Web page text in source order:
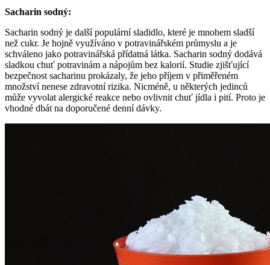
Sacharin sodný:
Sacharin sodný je další populární sladidlo, které je mnohem sladší
než cukr. Je hojně využíváno v potravinářském průmyslu a je
schváleno jako potravinářská přídatná látka. Sacharin sodný dodává
sladkou chuť potravinám a nápojům bez kalorií. Studie zjišťující
bezpečnost sacharinu prokázaly, že jeho příjem v přiměřeném
množství nenese zdravotní rizika. Nicméně, u některých jedinců
může vyvolat alergické reakce nebo ovlivnit chuť jídla i pití. Proto je
vhodné dbát na doporučené denní dávky.